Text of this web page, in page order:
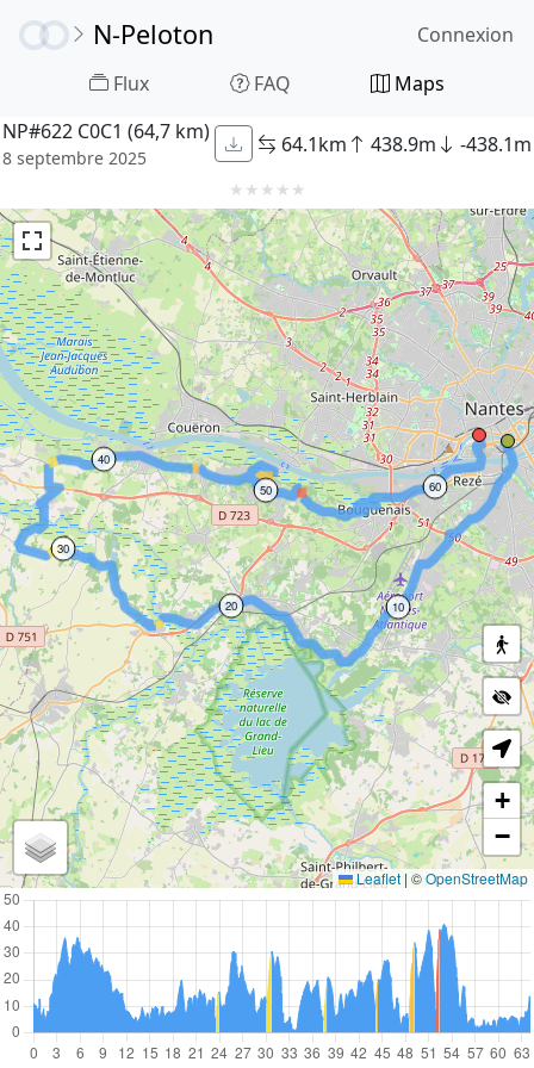
N-Peloton
Flux FAQ Maps
Connexion
NP#622 C0C1 (64,7 km)
8 septembre 2025
64.1km 438.9m -438.1m
★ ★ ★ ★ ★
10
20
30
40
50
60
+
−
Leaflet | ©OpenStreetMap